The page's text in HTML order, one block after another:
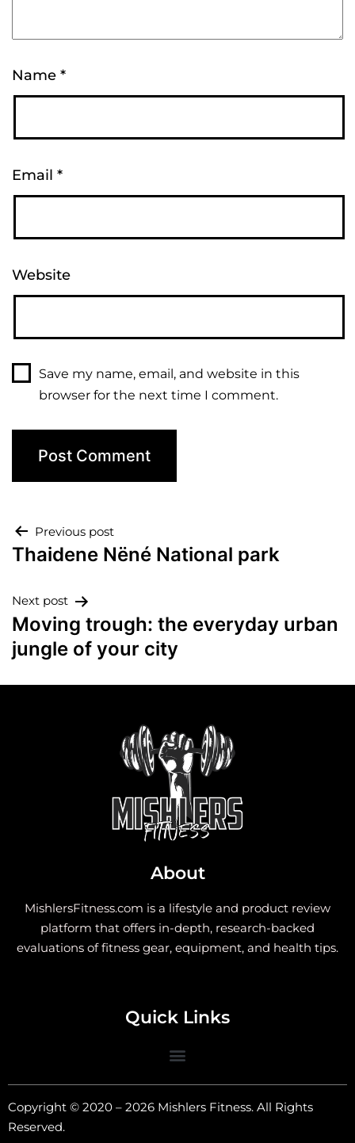
Name *
Email *
Website
Save my name, email, and website in this
browser for the next time I comment.
Previous post
Thaidene Nëné National park
Next post
Moving trough: the everyday urban
jungle of your city
About
MishlersFitness.com is a lifestyle and product review
platform that offers in-depth, research-backed
evaluations of fitness gear, equipment, and health tips.
Quick Links
Copyright © 2020 – 2026 Mishlers Fitness. All Rights
Reserved.